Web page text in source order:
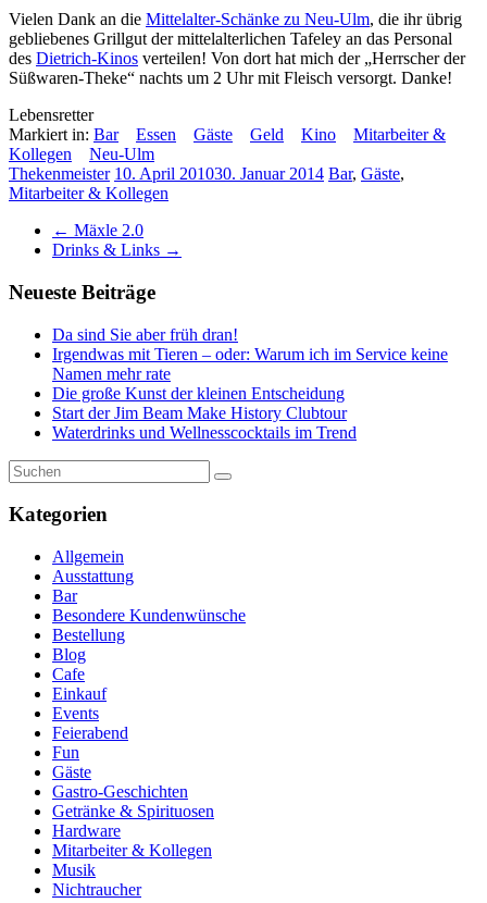
Vielen Dank an die Mittelalter-Schänke zu Neu-Ulm, die ihr übrig
gebliebenes Grillgut der mittelalterlichen Tafeley an das Personal
des Dietrich-Kinos verteilen! Von dort hat mich der „Herrscher der
Süßwaren-Theke“ nachts um 2 Uhr mit Fleisch versorgt. Danke!
Lebensretter
Markiert in: Bar Essen Gäste Geld Kino
Mitarbeiter &
Kollegen
Neu-Ulm
Thekenmeister 10. April 201030. Januar 2014 Bar, Gäste,
Mitarbeiter & Kollegen
← Mäxle 2.0
Drinks & Links →
Neueste Beiträge
Da sind Sie aber früh dran!
Irgendwas mit Tieren – oder: Warum ich im Service keine
Namen mehr rate
Die große Kunst der kleinen Entscheidung
Start der Jim Beam Make History Clubtour
Waterdrinks und Wellnesscocktails im Trend
Kategorien
Allgemein
Ausstattung
Bar
Besondere Kundenwünsche
Bestellung
Blog
Cafe
Einkauf
Events
Feierabend
Fun
Gäste
Gastro-Geschichten
Getränke & Spirituosen
Hardware
Mitarbeiter & Kollegen
Musik
Nichtraucher